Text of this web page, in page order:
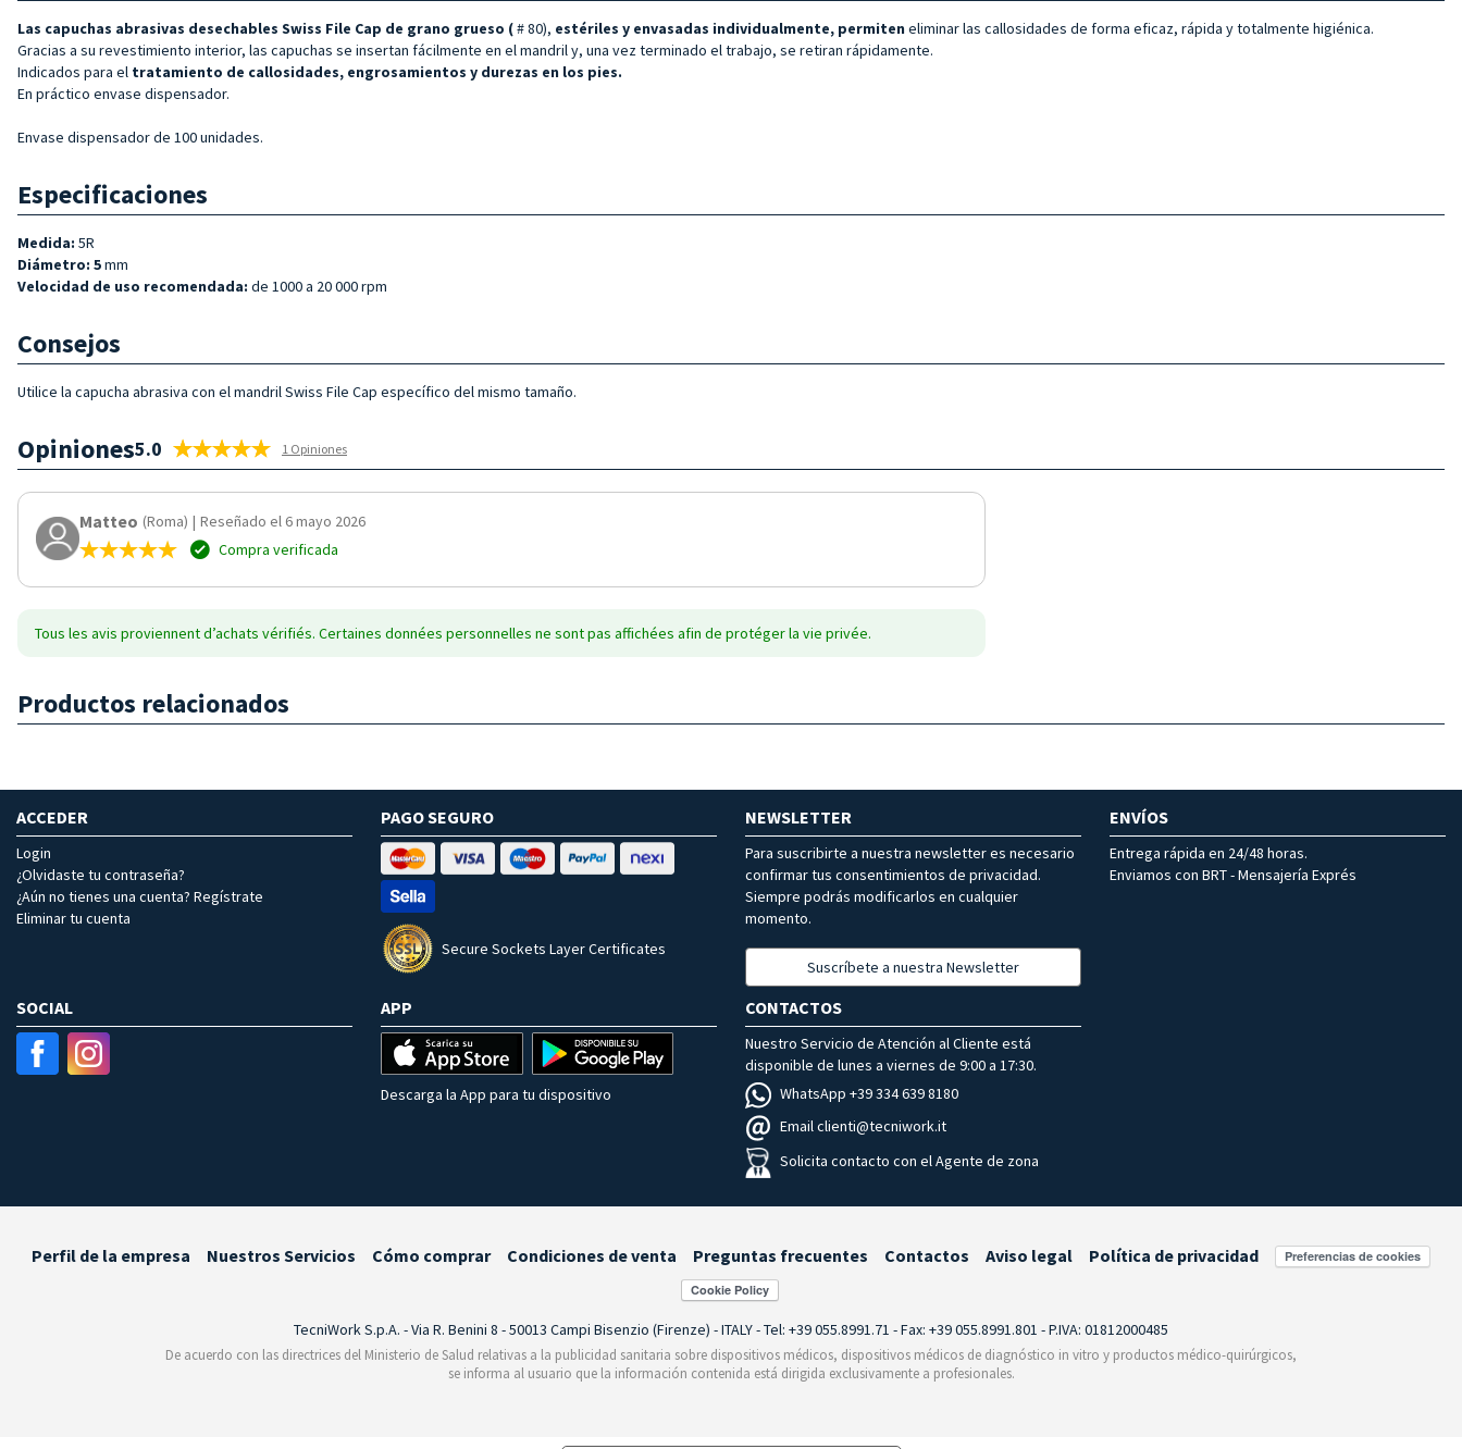
Las capuchas abrasivas desechables Swiss File Cap de grano grueso (# 80), estériles y envasadas individualmente, permiten eliminar las callosidades de forma eficaz, rápida y totalmente higiénica.
Gracias a su revestimiento interior, las capuchas se insertan fácilmente en el mandril y, una vez terminado el trabajo, se retiran rápidamente.
Indicados para el tratamiento de callosidades, engrosamientos y durezas en los pies.
En práctico envase dispensador.
Envase dispensador de 100 unidades.
Especificaciones
Medida: 5R
Diámetro: 5mm
Velocidad de uso recomendada: de 1000 a 20 000 rpm
Consejos
Utilice la capucha abrasiva con el mandril Swiss File Cap específico del mismo tamaño.
Opiniones5.0 1 Opiniones
Matteo (Roma) | Reseñado el 6 mayo 2026
Compra verificada
Tous les avis proviennent d’achats vérifiés. Certaines données personnelles ne sont pas affichées afin de protéger la vie privée.
Productos relacionados
ACCEDER
Login
¿Olvidaste tu contraseña?
¿Aún no tienes una cuenta? Regístrate
Eliminar tu cuenta
PAGO SEGURO
Secure Sockets Layer Certificates
NEWSLETTER
Para suscribirte a nuestra newsletter es necesario
confirmar tus consentimientos de privacidad.
Siempre podrás modificarlos en cualquier
momento.
Suscríbete a nuestra Newsletter
ENVÍOS
Entrega rápida en 24/48 horas.
Enviamos con BRT - Mensajería Exprés
SOCIAL APP
Descarga la App para tu dispositivo
CONTACTOS
Nuestro Servicio de Atención al Cliente está
disponible de lunes a viernes de 9:00 a 17:30.
WhatsApp +39 334 639 8180
Email clienti@tecniwork.it
Solicita contacto con el Agente de zona
Perfil de la empresa Nuestros Servicios Cómo comprar Condiciones de venta Preguntas frecuentes Contactos Aviso legal Política de privacidad Preferencias de cookies
TecniWork S.p.A. - Via R. Benini 8 - 50013 Campi Bisenzio (Firenze) - ITALY - Tel: +39 055.8991.71 - Fax: +39 055.8991.801 - P.IVA: 01812000485
De acuerdo con las directrices del Ministerio de Salud relativas a la publicidad sanitaria sobre dispositivos médicos, dispositivos médicos de diagnóstico in vitro y productos médico-quirúrgicos,
se informa al usuario que la información contenida está dirigida exclusivamente a profesionales.